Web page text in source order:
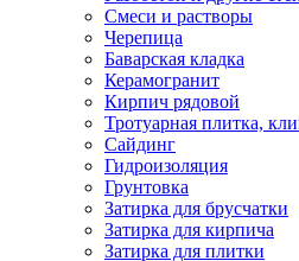
Смеси и растворы
Черепица
Баварская кладка
Керамогранит
Кирпич рядовой
Тротуарная плитка,
Сайдинг
Гидроизоляция
Грунтовка
Затирка для брусчатки
Затирка для кирпича
Затирка для плитки